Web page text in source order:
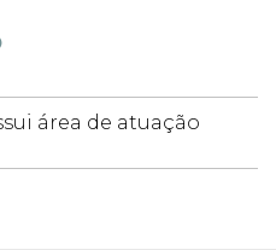
área de atuação